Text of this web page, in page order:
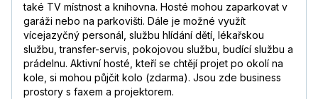
také TV místnost a knihovna. Hosté mohou zaparkovat v
garáži nebo na parkovišti. Dále je možné využít
vícejazyčný personál, službu hlídání dětí, lékařskou
službu, transfer-servis, pokojovou službu, budící službu a
prádelnu. Aktivní hosté, kteří se chtějí projet po okolí na
kole, si mohou půjčit kolo (zdarma). Jsou zde business
prostory s faxem a projektorem.